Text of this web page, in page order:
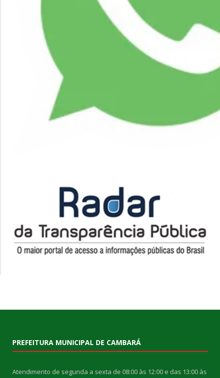
PREFEITURA MUNICIPAL DE CAMBARÁ
Atendimento de segunda a sexta de 08:00 às 12:00 e das 13:00 às